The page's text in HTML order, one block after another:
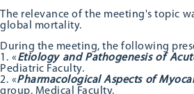
The relevance of the meeting's topic
global mortality.
During the meeting, the following
1. «Etiology and Pathogenesis of
Pediatric Faculty.
2. «Pharmacological Aspects of
group, Medical Faculty.